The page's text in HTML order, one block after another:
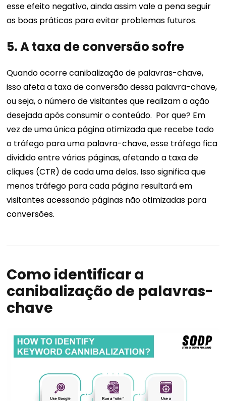
esse efeito negativo, ainda assim vale a pena seguir
as boas práticas para evitar problemas futuros.
5. A taxa de conversão sofre
Quando ocorre canibalização de palavras-chave,
isso afeta a taxa de conversão dessa palavra-chave,
ou seja, o número de visitantes que realizam a ação
desejada após consumir o conteúdo. Por que? Em
vez de uma única página otimizada que recebe todo
o tráfego para uma palavra-chave, esse tráfego fica
dividido entre várias páginas, afetando a taxa de
cliques (CTR) de cada uma delas. Isso significa que
menos tráfego para cada página resultará em
visitantes acessando páginas não otimizadas para
conversões.
Como identificar a
canibalização de palavras-
chave